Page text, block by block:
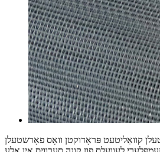
קוואַליטעט פּראָדוקטן וואָס פאָרשטעלן